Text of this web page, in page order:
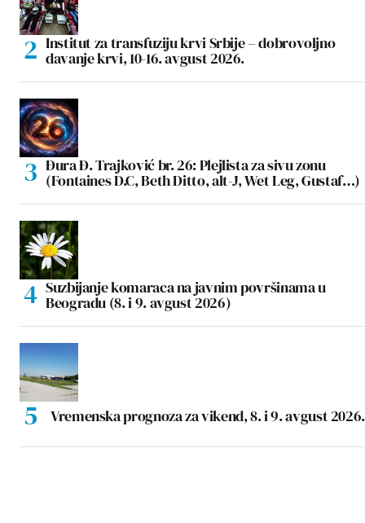
Institut za transfuziju krvi Srbije – dobrovoljno
davanje krvi, 10-16. avgust 2026.
Đura Đ. Trajković br. 26: Plejlista za sivu zonu
(Fontaines D.C, Beth Ditto, alt-J, Wet Leg, Gustaf…)
Suzbijanje komaraca na javnim površinama u
Beogradu (8. i 9. avgust 2026)
Vremenska prognoza za vikend, 8. i 9. avgust 2026.